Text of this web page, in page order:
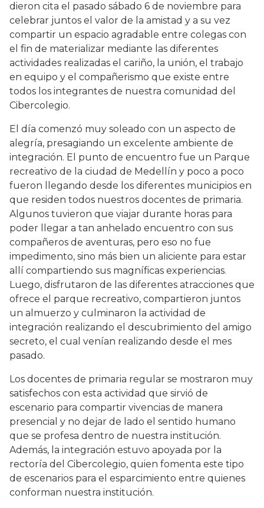
dieron cita el pasado sábado 6 de noviembre para
celebrar juntos el valor de la amistad y a su vez
compartir un espacio agradable entre colegas con
el fin de materializar mediante las diferentes
actividades realizadas el cariño, la unión, el trabajo
en equipo y el compañerismo que existe entre
todos los integrantes de nuestra comunidad del
Cibercolegio.
El día comenzó muy soleado con un aspecto de
alegría, presagiando un excelente ambiente de
integración. El punto de encuentro fue un Parque
recreativo de la ciudad de Medellín y poco a poco
fueron llegando desde los diferentes municipios en
que residen todos nuestros docentes de primaria.
Algunos tuvieron que viajar durante horas para
poder llegar a tan anhelado encuentro con sus
compañeros de aventuras, pero eso no fue
impedimento, sino más bien un aliciente para estar
allí compartiendo sus magníficas experiencias.
Luego, disfrutaron de las diferentes atracciones que
ofrece el parque recreativo, compartieron juntos
un almuerzo y culminaron la actividad de
integración realizando el descubrimiento del amigo
secreto, el cual venían realizando desde el mes
pasado.
Los docentes de primaria regular se mostraron muy
satisfechos con esta actividad que sirvió de
escenario para compartir vivencias de manera
presencial y no dejar de lado el sentido humano
que se profesa dentro de nuestra institución.
Además, la integración estuvo apoyada por la
rectoría del Cibercolegio, quien fomenta este tipo
de escenarios para el esparcimiento entre quienes
conforman nuestra institución.